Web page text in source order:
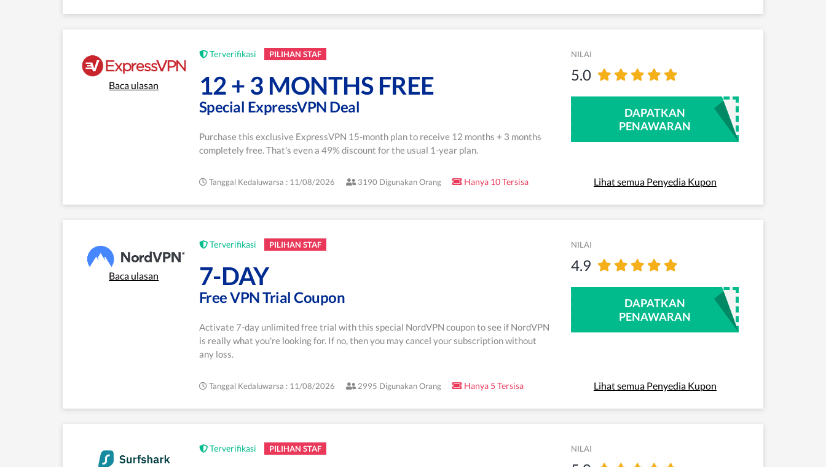
Baca ulasan
Terverifikasi PILIHAN STAF
12 + 3 MONTHS FREE
Special ExpressVPN Deal
Purchase this exclusive ExpressVPN 15-month plan to receive 12 months + 3 months
completely free. That's even a 49% discount for the usual 1-year plan.
Tanggal Kedaluwarsa : 11/08/2026 3190 Digunakan Orang Hanya 10 Tersisa
NILAI
5.0
DAPATKAN
PENAWARAN
Lihat semua Penyedia Kupon
Baca ulasan
Terverifikasi PILIHAN STAF
7-DAY
Free VPN Trial Coupon
Activate 7-day unlimited free trial with this special NordVPN coupon to see if NordVPN
is really what you're looking for. If no, then you may cancel your subscription without
any loss.
Tanggal Kedaluwarsa : 11/08/2026 2995 Digunakan Orang Hanya 5 Tersisa
NILAI
4.9
DAPATKAN
PENAWARAN
Lihat semua Penyedia Kupon
Terverifikasi PILIHAN STAF NILAI